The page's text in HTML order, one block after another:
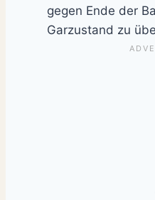
gegen Ende der
Garzustand zu